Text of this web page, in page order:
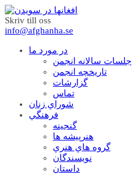
Skriv till oss
info@afghanha.se
در مورد ما
جلسات سالانه انجمن
تاریخچه انجمن
گزارشات
تماس
شوراي زنان
فرهنگي
گنجينه
هنرپيشه ها
گروه هاي هنري
نويسندگان
داستان